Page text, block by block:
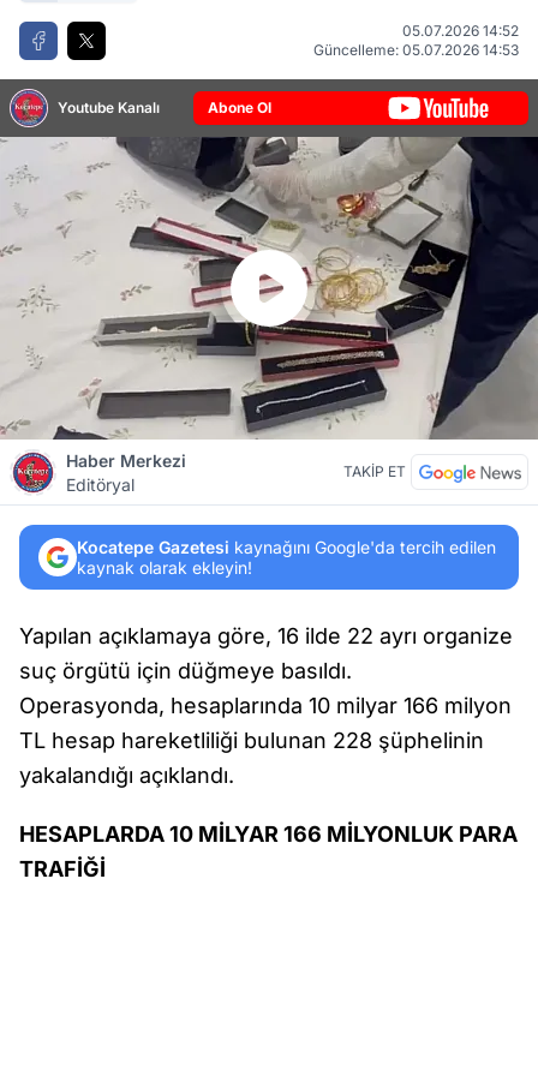
05.07.2026 14:52
Güncelleme: 05.07.2026 14:53
Youtube Kanalı Abone Ol
Haber Merkezi
Editöryal
TAKİP ET
Kocatepe Gazetesi kaynağını Google'da tercih edilen
kaynak olarak ekleyin!
Yapılan açıklamaya göre, 16 ilde 22 ayrı organize
suç örgütü için düğmeye basıldı.
Operasyonda, hesaplarında 10 milyar 166 milyon
TL hesap hareketliliği bulunan 228 şüphelinin
yakalandığı açıklandı.
HESAPLARDA 10 MİLYAR 166 MİLYONLUK PARA
TRAFİĞİ